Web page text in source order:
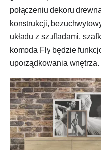
połączeniu dekoru
konstrukcji,
układu z szufladami,
komoda Fly będzie
uporządkowania wnętrza.